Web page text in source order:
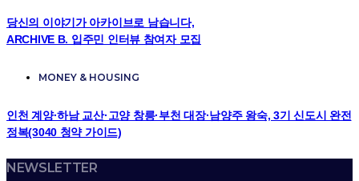
당신의 이야기가 아카이브로 남습니다,
ARCHIVE B. 입주민 인터뷰 참여자 모집
MONEY & HOUSING
인천 계양·하남 교산·고양 창릉·부천 대장·남양주 왕숙, 3기 신도시 완전
정복(3040 청약 가이드)
NEWSLETTER